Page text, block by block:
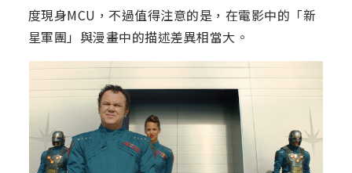
度現身MCU，不過值得注意的是，在電影中的「新
星軍團」與漫畫中的描述差異相當大。